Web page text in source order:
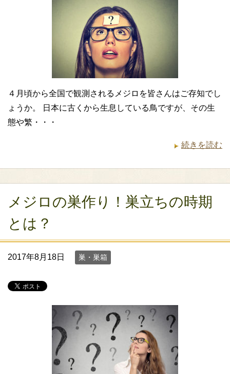
４月頃から全国で観測されるメジロを皆さんはご存知でし
ょうか。 日本に古くから生息している鳥ですが、その生
態や繁・・・
続きを読む
メジロの巣作り！巣立ちの時期
とは？
2017年8月18日 巣・巣箱